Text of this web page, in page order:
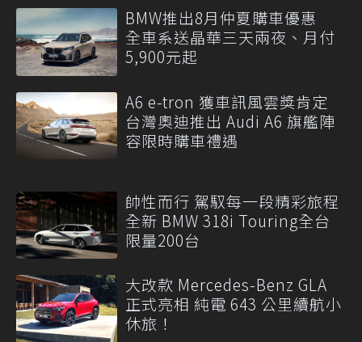
BMW推出8月仲夏購車優惠
全車系送晶華三天兩夜、月付
5,900元起
A6 e-tron 獲車訊風雲獎肯定
台灣奧迪推出 Audi A6 旗艦陣
容限時購車禮遇
帥性而行 駕馭每一段精彩旅程
全新 BMW 318i Touring全台
限量200台
大改款 Mercedes-Benz GLA
正式亮相 純電 643 公里續航小
休旅！